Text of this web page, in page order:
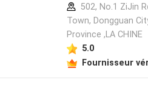
502, No.1 ZiJin
Town, Dongguan
Province ,LA CHINE
5.0
Fournisseur